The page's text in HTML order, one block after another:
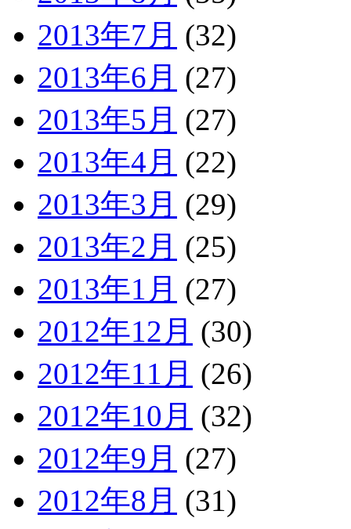
2013年7月 (32)
2013年6月 (27)
2013年5月 (27)
2013年4月 (22)
2013年3月 (29)
2013年2月 (25)
2013年1月 (27)
2012年12月 (30)
2012年11月 (26)
2012年10月 (32)
2012年9月 (27)
2012年8月 (31)